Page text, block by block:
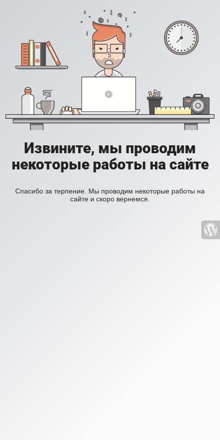
Извините, мы проводим
некоторые работы на сайте
Спасибо за терпение. Мы проводим некоторые работы на
сайте и скоро вернемся.